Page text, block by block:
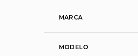
MARCA
MODELO